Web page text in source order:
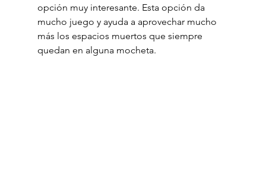
opción muy interesante. Esta opción da
mucho juego y ayuda a aprovechar mucho
más los espacios muertos que siempre
quedan en alguna mocheta.